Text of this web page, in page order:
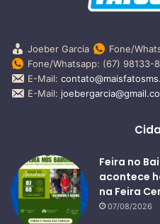
Joeber Garcia
Fone/
Fone/Whatsapp: (67) 98133-
E-Mail:
E-Mail:
Feira no
acontece
na Feira
07/08/2026